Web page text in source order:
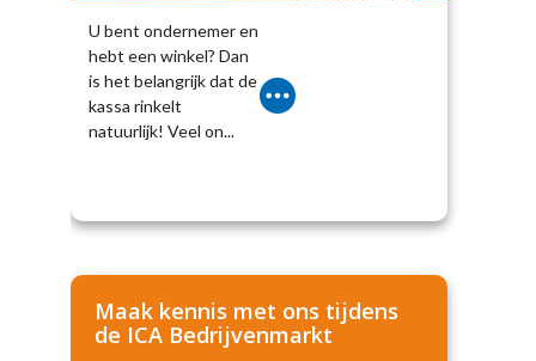
U bent ondernemer en
hebt een winkel? Dan
is het belangrijk dat de
kassa rinkelt
natuurlijk! Veel on...
Maak kennis met ons tijdens
de ICA Bedrijvenmarkt